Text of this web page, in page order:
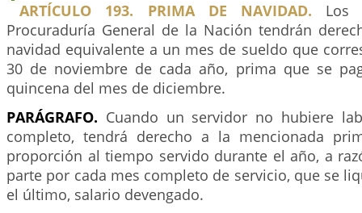
ARTÍCULO 193. PRIMA DE NAVIDAD. Los
Procuraduría General de la Nación tendrán
navidad equivalente a un mes de sueldo que
30 de noviembre de cada año, prima que se
quincena del mes de diciembre.
PARÁGRAFO. Cuando un servidor no hubiere
completo, tendrá derecho a la mencionada
proporción al tiempo servido durante el año, a
parte por cada mes completo de servicio, que se
el último, salario devengado.